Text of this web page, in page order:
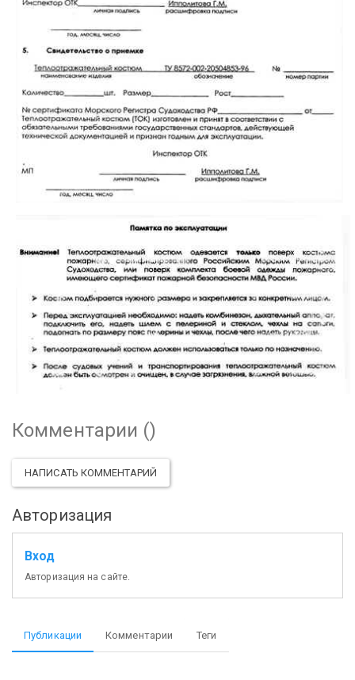
Комментарии ()
НАПИСАТЬ КОММЕНТАРИЙ
Авторизация
Вход
Авторизация на сайте.
Публикации Комментарии Теги